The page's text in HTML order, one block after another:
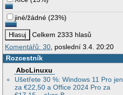
jiné/žádné (23%)
Celkem 2333 hlasů
Komentářů: 30, poslední 3.4. 20:20
Rozcestník
AbcLinuxu
Ušetřete 30 %: Windows 11 Pro jen
za €22,50 a Office 2024 Pro za